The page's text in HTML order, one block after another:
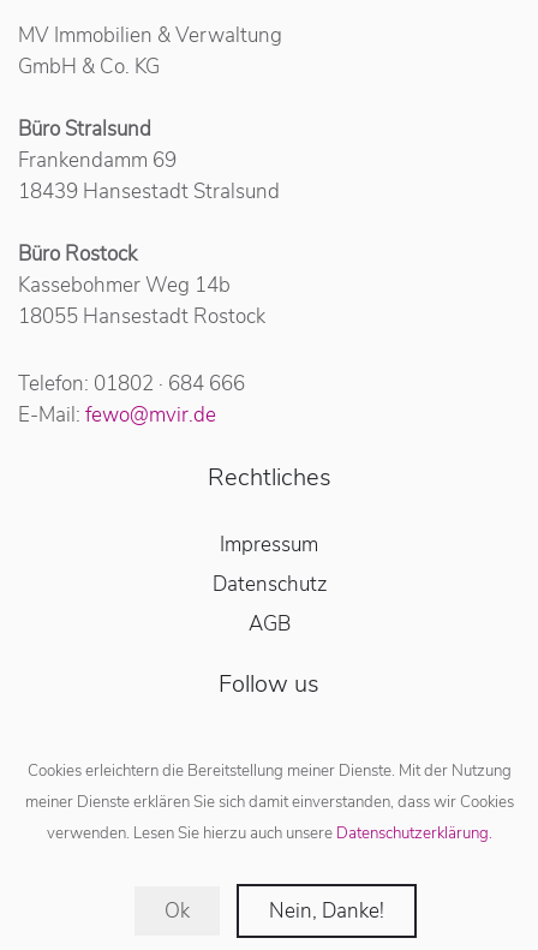
MV Immobilien & Verwaltung
GmbH & Co. KG
Büro Stralsund
Frankendamm 69
18439 Hansestadt Stralsund
Büro Rostock
Kassebohmer Weg 14b
18055 Hansestadt Rostock
Telefon: 01802 · 684 666
E-Mail: fewo@mvir.de
Rechtliches
Impressum
Datenschutz
AGB
Follow us
© 2020 MV Immobilien & Verwaltung GmbH & Co. KG
Cookies erleichtern die Bereitstellung meiner Dienste. Mit der Nutzung
meiner Dienste erklären Sie sich damit einverstanden, dass wir Cookies
verwenden. Lesen Sie hierzu auch unsere Datenschutzerklärung.
Ok Nein, Danke!